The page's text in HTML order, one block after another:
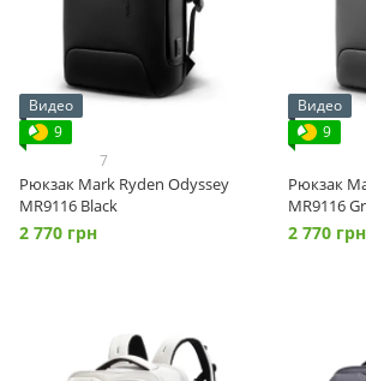
Видео
9
7
Рюкзак Mark Ryden Odyssey
MR9116 Black
2 770 грн
Видео
9
Рюкзак
MR9116
2 770 грн